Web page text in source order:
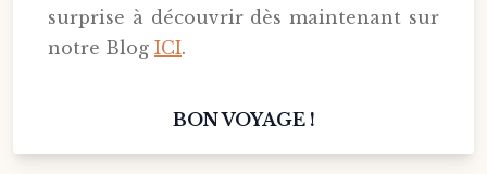
surprise à découvrir dès maintenant sur
notre Blog ICI.
BON VOYAGE !